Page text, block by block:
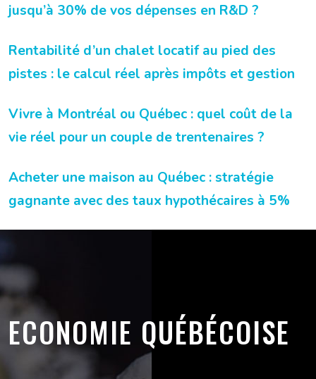
jusqu’à 30% de vos dépenses en R&D ?
Rentabilité d’un chalet locatif au pied des
pistes : le calcul réel après impôts et gestion
Vivre à Montréal ou Québec : quel coût de la
vie réel pour un couple de trentenaires ?
Acheter une maison au Québec : stratégie
gagnante avec des taux hypothécaires à 5%
ECONOMIE QUÉBÉCOISE